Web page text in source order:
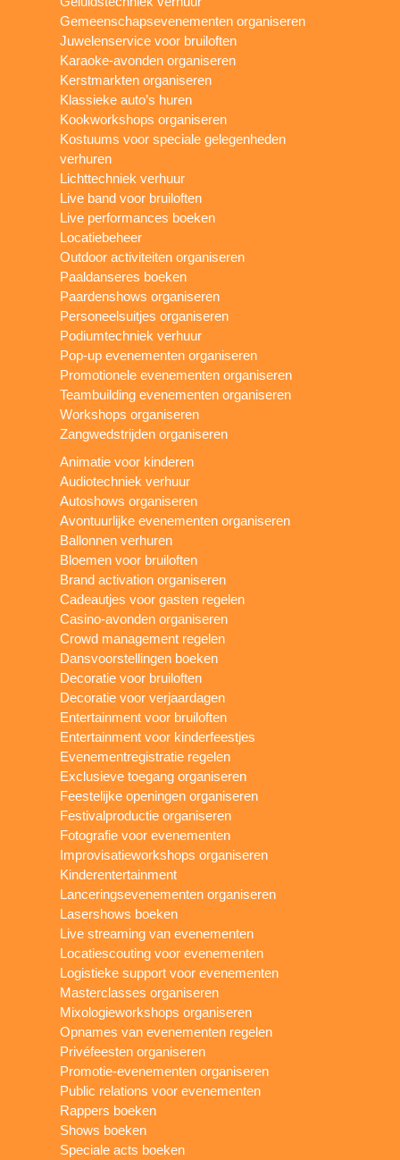
Gemeenschapsevenementen organiseren
Juwelenservice voor bruiloften
Karaoke-avonden organiseren
Kerstmarkten organiseren
Klassieke auto’s huren
Kookworkshops organiseren
Kostuums voor speciale gelegenheden
verhuren
Lichttechniek verhuur
Live band voor bruiloften
Live performances boeken
Locatiebeheer
Outdoor activiteiten organiseren
Paaldanseres boeken
Paardenshows organiseren
Personeelsuitjes organiseren
Podiumtechniek verhuur
Pop-up evenementen organiseren
Promotionele evenementen organiseren
Teambuilding evenementen organiseren
Workshops organiseren
Zangwedstrijden organiseren
Animatie voor kinderen
Audiotechniek verhuur
Autoshows organiseren
Avontuurlijke evenementen organiseren
Ballonnen verhuren
Bloemen voor bruiloften
Brand activation organiseren
Cadeautjes voor gasten regelen
Casino-avonden organiseren
Crowd management regelen
Dansvoorstellingen boeken
Decoratie voor bruiloften
Decoratie voor verjaardagen
Entertainment voor bruiloften
Entertainment voor kinderfeestjes
Evenementregistratie regelen
Exclusieve toegang organiseren
Feestelijke openingen organiseren
Festivalproductie organiseren
Fotografie voor evenementen
Improvisatieworkshops organiseren
Kinderentertainment
Lanceringsevenementen organiseren
Lasershows boeken
Live streaming van evenementen
Locatiescouting voor evenementen
Logistieke support voor evenementen
Masterclasses organiseren
Mixologieworkshops organiseren
Opnames van evenementen regelen
Privéfeesten organiseren
Promotie-evenementen organiseren
Public relations voor evenementen
Rappers boeken
Shows boeken
Speciale acts boeken